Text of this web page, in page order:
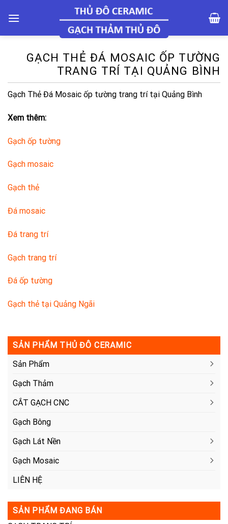
GẠCH THẺ ĐÁ MOSAIC ỐP TƯỜNG
TRANG TRÍ TẠI QUẢNG BÌNH
Gạch Thẻ Đá Mosaic ốp tường trang trí tại Quảng Bình
Xem thêm:
Gạch ốp tường
Gạch mosaic
Gạch thẻ
Đá mosaic
Đá trang trí
Gạch trang trí
Đá ốp tường
Gạch thẻ tại Quảng Ngãi
SẢN PHẨM THỦ ĐÔ CERAMIC
Sản Phẩm
Gạch Thảm
CẮT GẠCH CNC
Gạch Bông
Gạch Lát Nền
Gạch Mosaic
LIÊN HỆ
SẢN PHẨM ĐANG BÁN